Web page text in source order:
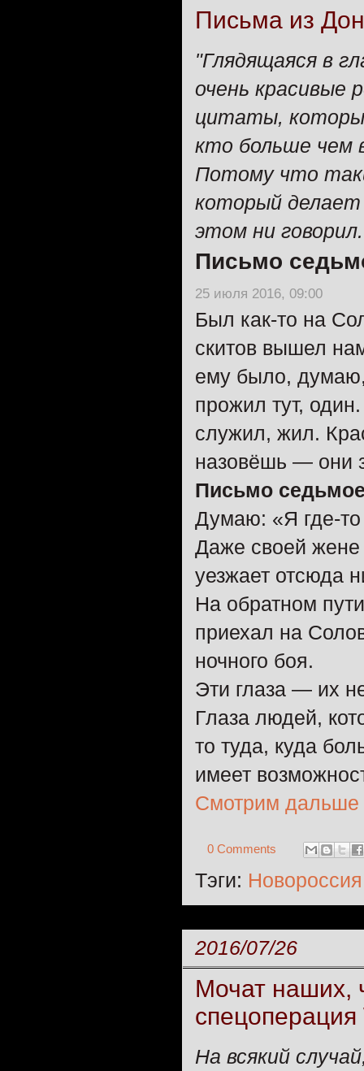
Письма из
"Глядящаяся в
очень красивые
цитаты,
кто больше чем
Потому что
который
этом ни
Письмо
25 июля 2016, 09:00
Был как-то на
скитов вышел
ему было, думаю,
прожил тут,
служил, жил.
назовёшь — они
Письмо
Думаю: «Я где-то
Даже своей
уезжает отсюда
На обратном
приехал на
ночного боя.
Эти глаза — их
Глаза людей,
то туда, куда
имеет
Смотрим
0 Comments
Тэги: Новороссия
2016/07/26
Мочат наших,
На всякий